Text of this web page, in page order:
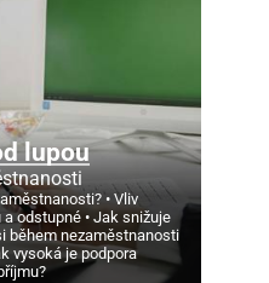
lupou
Vliv
a odstupné
Jak snižuje
během nezaměstnanosti
vysoká je podpora